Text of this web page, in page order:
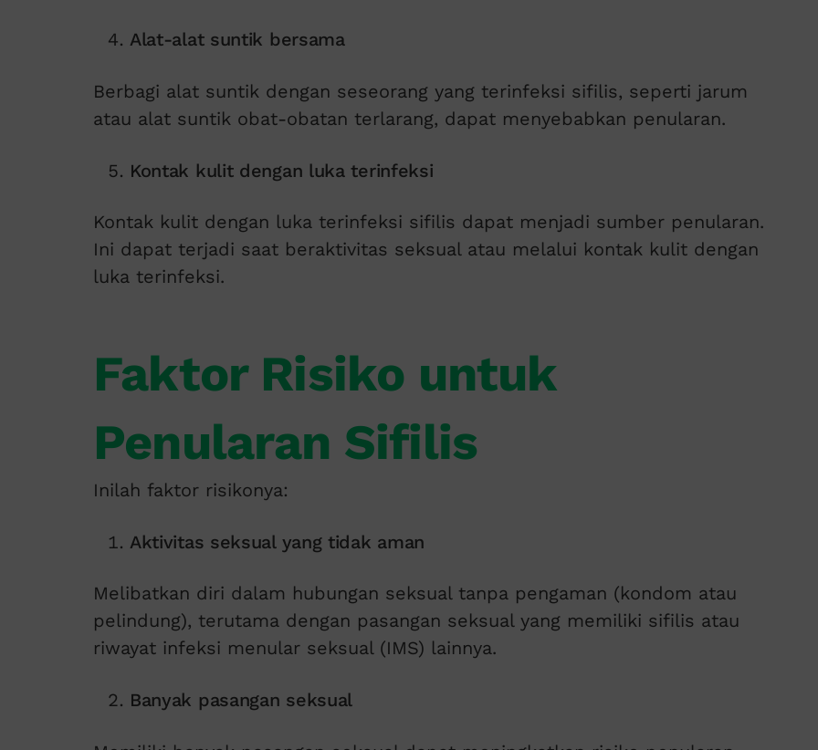
Alat-alat suntik bersama
Berbagi alat suntik dengan seseorang yang terinfeksi sifilis, seperti jarum
atau alat suntik obat-obatan terlarang, dapat menyebabkan penularan.
Kontak kulit dengan luka terinfeksi
Kontak kulit dengan luka terinfeksi sifilis dapat menjadi sumber penularan.
Ini dapat terjadi saat beraktivitas seksual atau melalui kontak kulit dengan
luka terinfeksi.
Faktor Risiko untuk
Penularan Sifilis
Inilah faktor risikonya:
Aktivitas seksual yang tidak aman
Melibatkan diri dalam hubungan seksual tanpa pengaman (kondom atau
pelindung), terutama dengan pasangan seksual yang memiliki sifilis atau
riwayat infeksi menular seksual (IMS) lainnya.
Banyak pasangan seksual